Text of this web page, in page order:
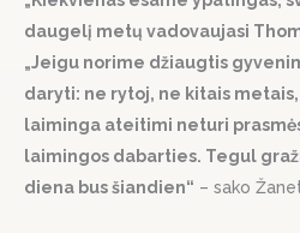
daugelį metų vadovaujasi
„Jeigu norime džiaugtis
daryti: ne rytoj, ne kitais
laiminga ateitimi neturi
laimingos dabarties. Tegul
diena bus šiandien“ – sako